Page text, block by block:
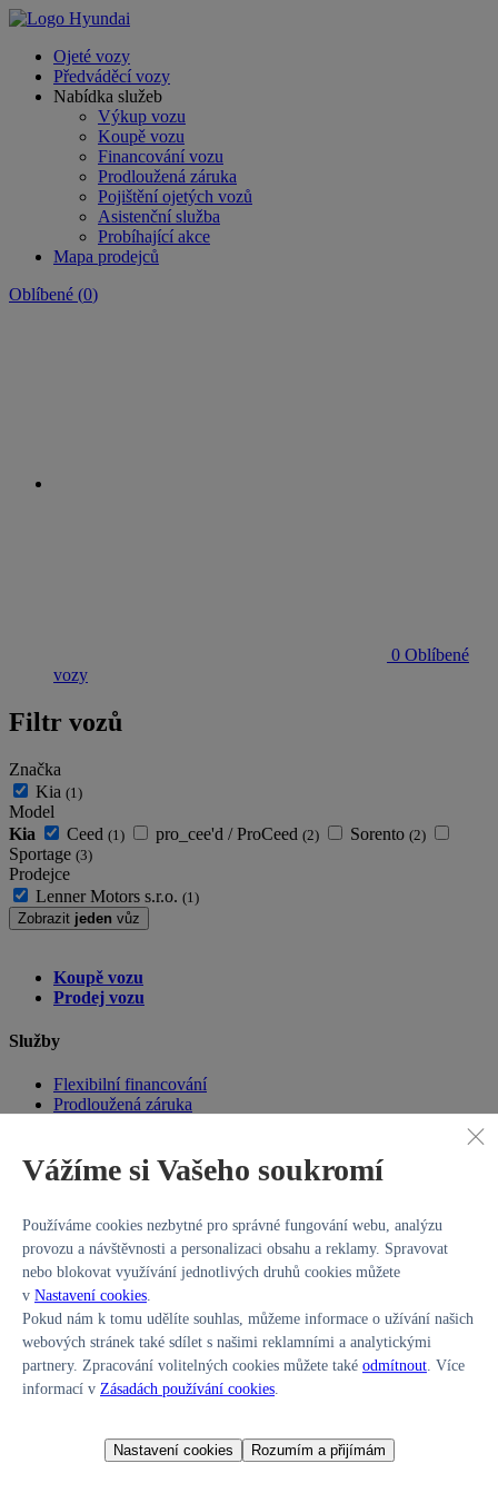
Ojeté vozy
Předváděcí vozy
Nabídka služeb
Výkup vozu
Koupě vozu
Financování vozu
Prodloužená záruka
Pojištění ojetých vozů
Asistenční služba
Probíhající akce
Mapa prodejců
Oblíbené (0)
0 Oblíbené
vozy
Filtr vozů
Značka
Kia (1)
Model
Kia
Ceed (1) pro_cee'd / ProCeed (2) Sorento (2)
Sportage (3)
Prodejce
Lenner Motors s.r.o. (1)
Zobrazit jeden vůz
Koupě vozu
Prodej vozu
Služby
Flexibilní financování
Prodloužená záruka
Probíhající akce
Modely Hyundai
Nové skladové vozy
Předváděcí vozy
Akční nabídky
Kontakt
Mapa prodejců
Vážíme si Vašeho soukromí
Používáme cookies nezbytné pro správné fungování webu, analýzu
provozu a návštěvnosti a personalizaci obsahu a reklamy. Spravovat
nebo blokovat využívání jednotlivých druhů cookies můžete
v Nastavení cookies.
Pokud nám k tomu udělíte souhlas, můžeme informace o užívání našich
webových stránek také sdílet s našimi reklamními a analytickými
partnery. Zpracování volitelných cookies můžete také odmítnout. Více
informací v Zásadách používání cookies.
Nastavení cookies Rozumím a přijímám